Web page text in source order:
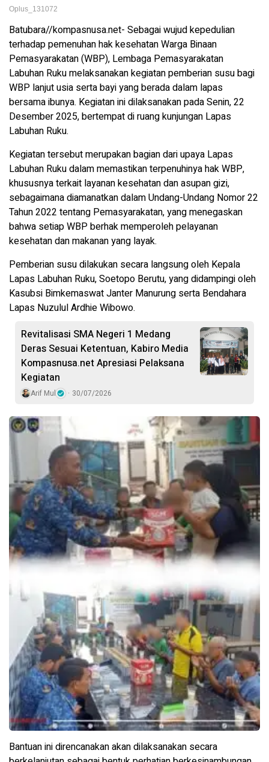
Oplus_131072
Batubara//kompasnusa.net- Sebagai wujud kepedulian
terhadap pemenuhan hak kesehatan Warga Binaan
Pemasyarakatan (WBP), Lembaga Pemasyarakatan
Labuhan Ruku melaksanakan kegiatan pemberian susu bagi
WBP lanjut usia serta bayi yang berada dalam lapas
bersama ibunya. Kegiatan ini dilaksanakan pada Senin, 22
Desember 2025, bertempat di ruang kunjungan Lapas
Labuhan Ruku.
Kegiatan tersebut merupakan bagian dari upaya Lapas
Labuhan Ruku dalam memastikan terpenuhinya hak WBP,
khususnya terkait layanan kesehatan dan asupan gizi,
sebagaimana diamanatkan dalam Undang-Undang Nomor 22
Tahun 2022 tentang Pemasyarakatan, yang menegaskan
bahwa setiap WBP berhak memperoleh pelayanan
kesehatan dan makanan yang layak.
Pemberian susu dilakukan secara langsung oleh Kepala
Lapas Labuhan Ruku, Soetopo Berutu, yang didampingi oleh
Kasubsi Bimkemaswat Janter Manurung serta Bendahara
Lapas Nuzulul Ardhie Wibowo.
Revitalisasi SMA Negeri 1 Medang
Deras Sesuai Ketentuan, Kabiro Media
Kompasnusa.net Apresiasi Pelaksana
Kegiatan
Arif Mul 30/07/2026
Bantuan ini direncanakan akan dilaksanakan secara